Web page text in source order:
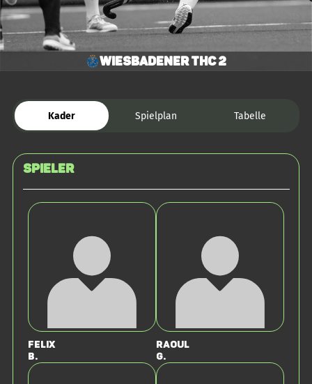
Wiesbadener THC 2
Kader Spielplan Tabelle
Spieler
Felix
B.
Raoul
G.